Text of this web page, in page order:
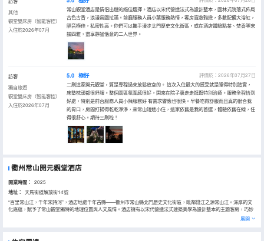
其他
觀堂雙床房（智能客控）
入住於2026年07月
常山觀堂酒店是情侶出遊的絕佳選擇。酒店以宋代營造法式為設計藍本，園林式院落式佈局
古色古香，浪漫氛圍拉滿。前廳服務人員小葉服務熱情，客房寬敞雅緻，多數配備大浴缸，
隔音極佳，私密性高。你們可以攜手漫步北門歷史文化街區，或在酒店體驗點茶、焚香等宋
韻四雅，盡享靜謐愜意的二人世界。
訪客
獨自旅遊
觀堂雙床房（智能客控）
入住於2026年07月
5.0 極好
評價於：2026年07月27日
二刷這家開元觀堂，算是專程過來放鬆放空的。 這次入住最大的感受就是睡得特別踏實，
床墊枕頭都很舒服。整個園區氛圍感很好，閑來在院子裏走走逛逛特別治癒。服務全程恰到
好處，特別是前台服務人員小陳服務好 有需求響應也很快。早餐吃得舒服而且真的很合我
的胃口，房間打掃得乾乾淨淨，來常山短途小住，這家依舊是我的首選，體驗依舊在線，住
得很舒心。期待三刷啦！
衢州常山開元觀堂酒店
開業時間： 2025
地址：
天馬街道解放街14號
“百里常山江，千年宋詩河”，酒店地處千年古縣——衢州市常山縣北門歷史文化街區，毗鄰錢江之源常山江。深厚的文
化底藴，賦予了常山觀堂獨特的地理位置與人文風情。酒店擁有以宋代營造法式建築美學為設計藍本的主題客房，巧妙
將傳統文化與現代舒適完美結合，特別設置的“點茶、焚香、插花、掛畫”四雅體驗區，每一處細節都透露出宋代的優雅
與風華，使您彷彿置身於千年之前的文人詩會之中，體驗宋代傳統文化的詩酒花茶香之意境。 在這裏，歷史與現代交相
展開